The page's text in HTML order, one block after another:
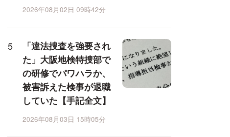
2026年08月02日 09時42分
「違法捜査を強要され
た」大阪地検特捜部で
の研修でパワハラか、
被害訴えた検事が退職
していた【手記全文】
2026年08月03日 15時05分